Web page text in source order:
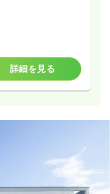
詳細を見る